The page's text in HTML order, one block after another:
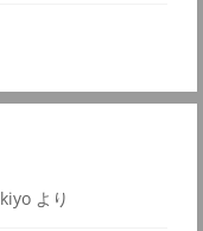
kiyo より